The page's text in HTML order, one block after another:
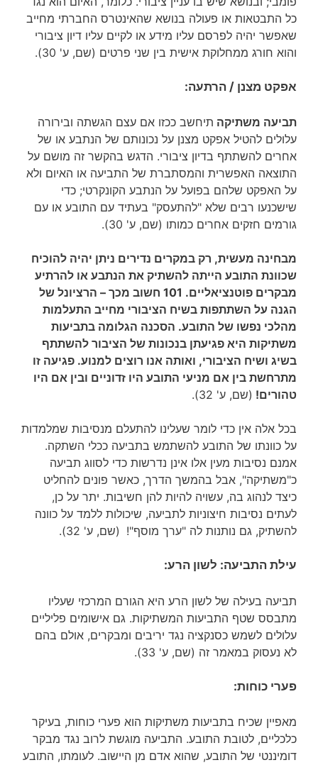
כל התבטאות או פעולה בנושא שהאינטרס החברתי מחייב
שאפשר יהיה לפרסם עליו מידע או לקיים עליו דיון ציבורי
והוא חורג ממחלוקת אישית בין שני פרטים (שם, ע' 30).
אפקט מצנן / הרתעה:
תביעה משתיקה תיחשב ככזו אם עצם הגשתה ובירורה
עלולים להטיל אפקט מצנן על נכונותם של הנתבע או של
אחרים להשתתף בדיון ציבורי. הדגש בהקשר זה מושם על
התוצאה האפשרית והמסתברת של התביעה או האיום ולא
על האפקט שלהם בפועל על הנתבע הקונקרטי; כדי
שישכנעו רבים שלא "להתעסק" בעתיד עם התובע או עם
גורמים חזקים אחרים כמותו (שם, ע' 30).
מבחינה מעשית, רק במקרים נדירים ניתן יהיה להוכיח
שכוונת התובע הייתה להשתיק את הנתבע או להרתיע
מבקרים פוטנציאליים. 101 חשוב מכך – הרציונל של
הגנה על השתתפות בשיח הציבורי מחייב התעלמות
מהלכי נפשו של התובע. הסכנה הגלומה בתביעות
משתיקות היא פגיעתן בנכונות של הציבור להשתתף
בשיג ושיח הציבורי, ואותה אנו רוצים למנוע. פגיעה זו
מתרחשת בין אם מניעי התובע היו זדוניים ובין אם היו
טהורים! (שם, ע' 32).
בכל אלה אין כדי לומר שעלינו להתעלם מנסיבות שמלמדות
על כוונתו של התובע להשתמש בתביעה ככלי השתקה.
אמנם נסיבות מעין אלו אינן נדרשות כדי לסווג תביעה
כ"משתיקה", אבל בהמשך הדרך, כאשר פונים להחליט
כיצד לנהוג בה, עשויה להיות להן חשיבות. יתר על כן,
לעתים נסיבות חיצוניות לתביעה, שיכולות ללמד על כוונה
להשתיק, גם נותנות לה "ערך מוסף"! (שם, ע' 32).
עילת התביעה: לשון הרע:
תביעה בעילה של לשון הרע היא הגורם המרכזי שעליו
מתבסס שטף התביעות המשתיקות. גם אישומים פליליים
עלולים לשמש כסנקציה נגד יריבים ומבקרים, אולם בהם
לא נעסוק במאמר זה (שם, ע' 33).
פערי כוחות:
מאפיין שכיח בתביעות משתיקות הוא פערי כוחות, בעיקר
כלכליים, לטובת התובע. התביעה מוגשת לרוב נגד מבקר
דומיננטי של התובע, שהוא אדם מן היישוב. לעומתו, התובע